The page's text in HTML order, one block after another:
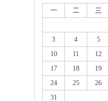
一 二 三
3
4 5
10
11 12
17
18 19
24
25 26
31